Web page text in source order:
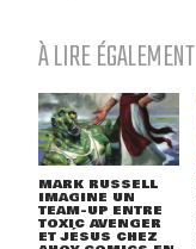
À LIRE ÉGALEMENT
MARK RUSSELL
IMAGINE UN
TEAM-UP ENTRE
TOXIC AVENGER
ET JÉSUS CHEZ